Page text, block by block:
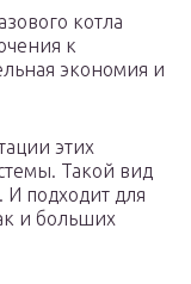
котла
к
экономия и
этих
Такой вид
И подходит для
и больших